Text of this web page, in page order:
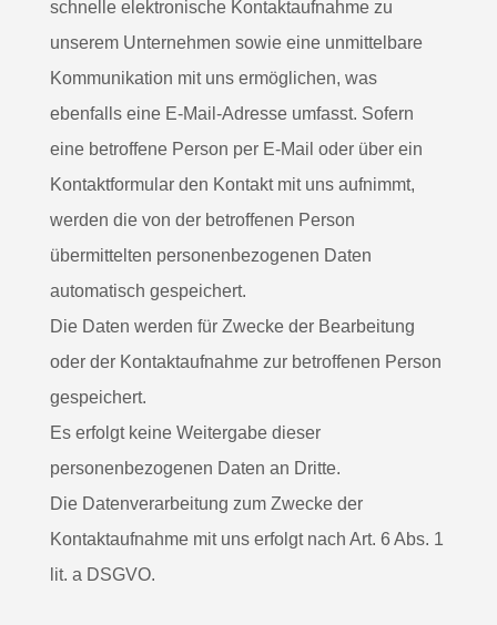
schnelle elektronische Kontaktaufnahme zu
unserem Unternehmen sowie eine unmittelbare
Kommunikation mit uns ermöglichen, was
ebenfalls eine E-Mail-Adresse umfasst. Sofern
eine betroffene Person per E-Mail oder über ein
Kontaktformular den Kontakt mit uns aufnimmt,
werden die von der betroffenen Person
übermittelten personenbezogenen Daten
automatisch gespeichert.
Die Daten werden für Zwecke der Bearbeitung
oder der Kontaktaufnahme zur betroffenen Person
gespeichert.
Es erfolgt keine Weitergabe dieser
personenbezogenen Daten an Dritte.
Die Datenverarbeitung zum Zwecke der
Kontaktaufnahme mit uns erfolgt nach Art. 6 Abs. 1
lit. a DSGVO.